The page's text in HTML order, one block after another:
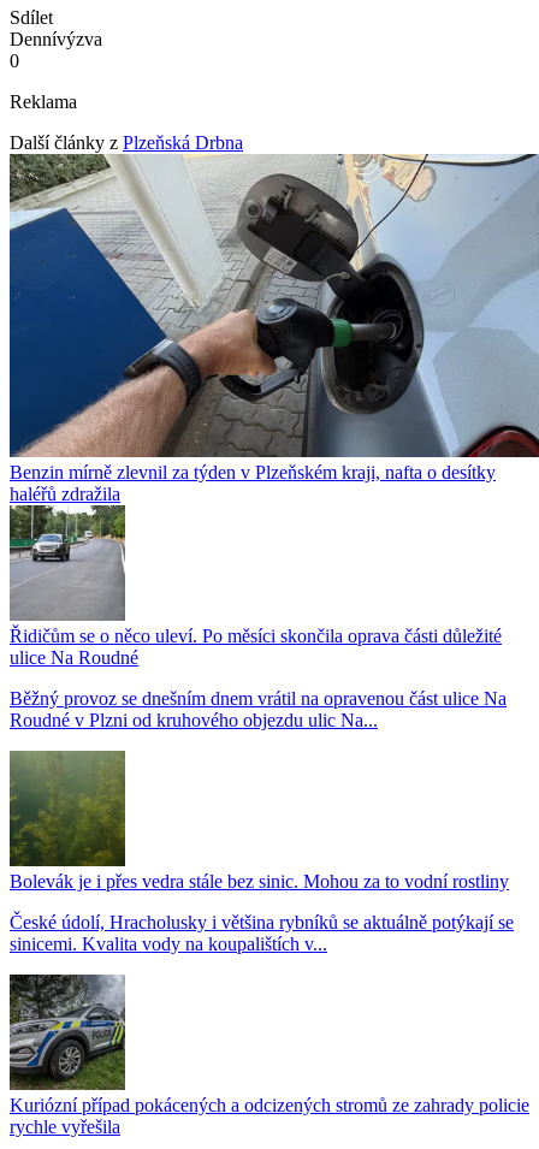
Sdílet
Dennívýzva
0
Reklama
Další články z Plzeňská Drbna
Benzin mírně zlevnil za týden v Plzeňském kraji, nafta o desítky
haléřů zdražila
Řidičům se o něco uleví. Po měsíci skončila oprava části důležité
ulice Na Roudné
Běžný provoz se dnešním dnem vrátil na opravenou část ulice Na
Roudné v Plzni od kruhového objezdu ulic Na...
Bolevák je i přes vedra stále bez sinic. Mohou za to vodní rostliny
České údolí, Hracholusky i většina rybníků se aktuálně potýkají se
sinicemi. Kvalita vody na koupalištích v...
Kuriózní případ pokácených a odcizených stromů ze zahrady policie
rychle vyřešila